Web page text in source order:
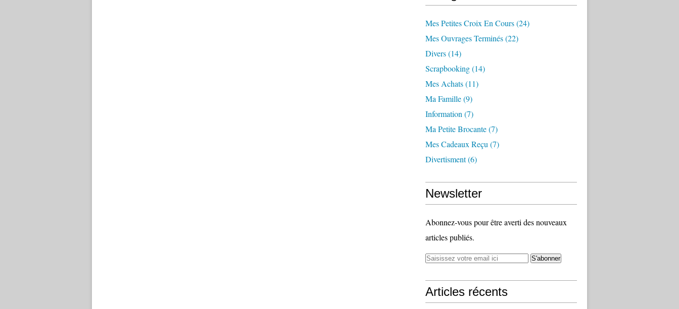
Mes Petites Croix En Cours(24)
Mes Ouvrages Terminés(22)
Divers(14)
Scrapbooking(14)
Mes Achats(11)
Ma Famille(9)
Information (7)
Ma Petite Brocante(7)
Mes Cadeaux Reçu (7)
Divertisment(6)
Newsletter
Abonnez-vous pour être averti des nouveaux
articles publiés.
Articles récents